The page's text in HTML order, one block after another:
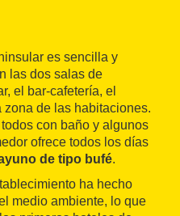
es sencilla y
las dos salas de
el bar-cafetería, el
de las habitaciones.
con baño y algunos
ofrece todos los días
de tipo bufé.
ha hecho
medio ambiente, lo que